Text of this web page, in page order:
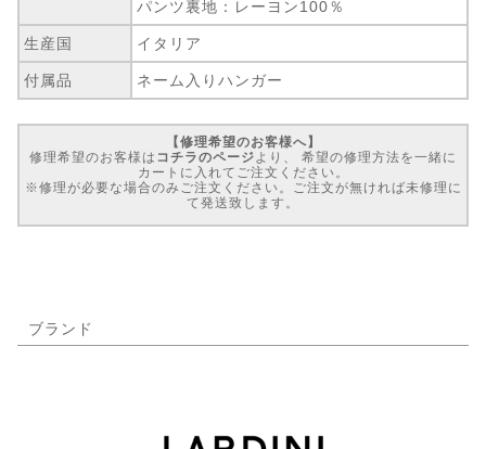
パンツ裏地：レーヨン100％
生産国 イタリア
付属品 ネーム入りハンガー
【修理希望のお客様へ】
修理希望のお客様は コチラのページより、 希望の修理方法を一緒に
カートに入れてご注文ください。
※修理が必要な場合のみご注文ください。ご注文が無ければ未修理に
て発送致します。
ブランド